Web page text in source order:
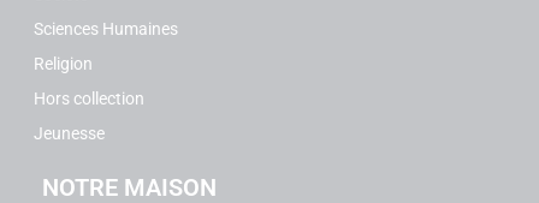
Sciences Humaines
Religion
Hors collection
Jeunesse
NOTRE MAISON